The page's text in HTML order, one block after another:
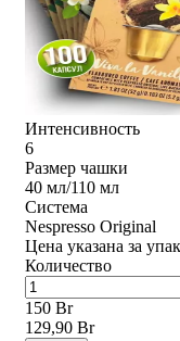
Интенсивность
6
Размер чашки
40 мл/110 мл
Система
Nespresso Original
Цена указана за
Количество
150 Br
129,90 Br